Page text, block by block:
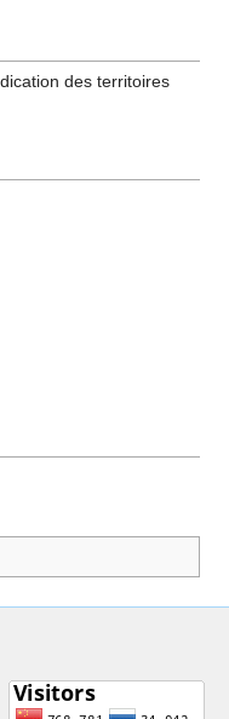
des territoires